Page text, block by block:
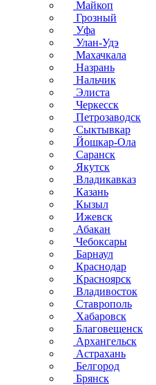
Майкоп
Грозный
Уфа
Улан-Удэ
Махачкала
Назрань
Нальчик
Элиста
Черкесск
Петрозаводск
Сыктывкар
Йошкар-Ола
Саранск
Якутск
Владикавказ
Казань
Кызыл
Ижевск
Абакан
Чебоксары
Барнаул
Краснодар
Красноярск
Владивосток
Ставрополь
Хабаровск
Благовещенск
Архангельск
Астрахань
Белгород
Брянск